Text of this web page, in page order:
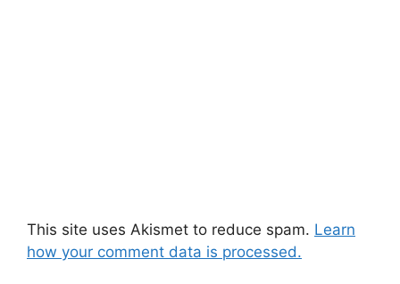
This site uses Akismet to reduce spam. Learn
how your comment data is processed.